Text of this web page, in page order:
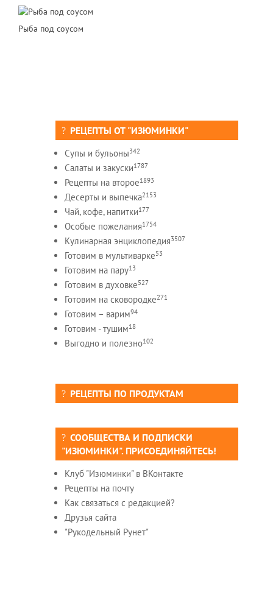
Рыба под соусом
РЕЦЕПТЫ ОТ "ИЗЮМИНКИ"
Супы и бульоны342
Салаты и закуски1787
Рецепты на второе1893
Десерты и выпечка2153
Чай, кофе, напитки177
Особые пожелания1754
Кулинарная энциклопедия3507
Готовим в мультиварке53
Готовим на пару13
Готовим в духовке527
Готовим на сковородке271
Готовим – варим94
Готовим - тушим18
Выгодно и полезно102
РЕЦЕПТЫ ПО ПРОДУКТАМ
СООБЩЕСТВА И ПОДПИСКИ
"ИЗЮМИНКИ". ПРИСОЕДИНЯЙТЕСЬ!
Клуб "Изюминки" в ВКонтакте
Рецепты на почту
Как связаться с редакцией?
Друзья сайта
"Рукодельный Рунет"